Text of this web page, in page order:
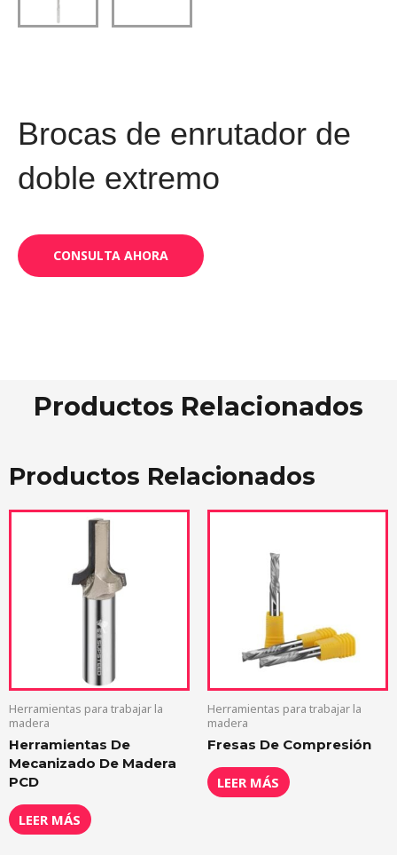
Brocas de enrutador de
doble extremo
CONSULTA AHORA
Productos Relacionados
Productos Relacionados
Herramientas para trabajar la
madera
Herramientas De
Mecanizado De Madera
PCD
LEER MÁS
Herramientas para trabajar la
madera
Fresas De Compresión
LEER MÁS